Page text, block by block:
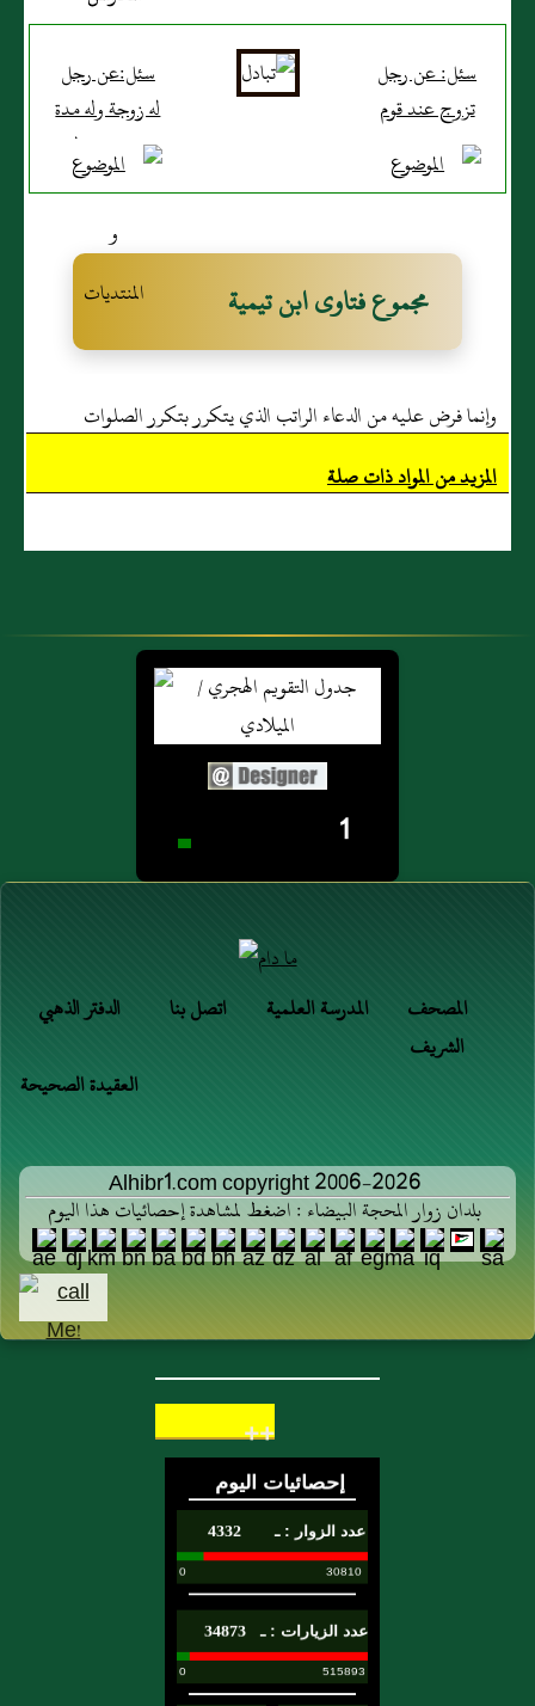
سئل: عن رجل
تزوج عند قوم
مدة سنة ثم
جري بينهم كلام
بكسوة سنة
فأخذوها منه ثم
ادعوا عليه
بالنفقة؟
سئل:عن رجل
له زوجة وله مدة
سبع سنين لم
ينتفع بها لأجل
تستحق عليه
نفقة أم لا‏؟‏
مجموع فتاوى ابن تيمية
وإنما فرض عليه من الدعاء الراتب الذي يتكرر بتكرر الصلوات
المزيد من المواد ذات صلة
1
الدفتر الذهبي اتصل بنا المدرسة العلمية
المصحف
الشريف
العقيدة الصحيحة
Alhibr1.com copyright 2006-2026
بلدان زوار المحجة البيضاء : اضغط لمشاهدة إحصائيات هذا اليوم
++